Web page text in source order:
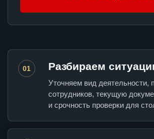
01 Разбираем
Уточняем вид деятельности,
сотрудников, текущую
и срочность проверки для